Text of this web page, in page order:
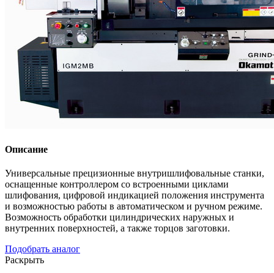
Описание
Универсальные прецизионные внутришлифовальные станки,
оснащенные контроллером со встроенными циклами
шлифования, цифровой индикацией положения инструмента
и возможностью работы в автоматическом и ручном режиме.
Возможность обработки цилиндрических наружных и
внутренних поверхностей, а также торцов заготовки.
Подобрать аналог
Раскрыть